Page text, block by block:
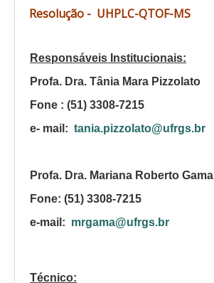
Resolução - UHPLC-QTOF-MS
Responsáveis ​​Institucionais:
Profa. Dra. Tânia Mara Pizzolato
Fone : (51) 3308-7215
e- mail : tania.pizzolato@ufrgs.br
Profa. Dra. Mariana Roberto
Fone: (51) 3308-7215
e-mail: mrgama@ufrgs.br
Técnico: